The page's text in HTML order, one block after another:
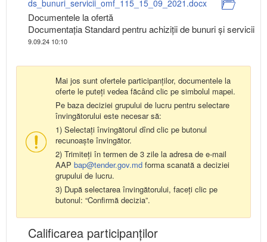
ds_bunuri_servicii_omf_115_15_09_2021.docx
Documentele la ofertă
Documentația Standard pentru achiziții de bunuri și servicii
9.09.24 10:10
Mai jos sunt ofertele participanților, documentele la
oferte le puteți vedea făcând clic pe simbolul mapei.
Pe baza deciziei grupului de lucru pentru selectare
învingătorului este necesar să:
1) Selectați învingătorul dînd clic pe butonul
recunoaște învingător.
2) Trimiteți în termen de 3 zile la adresa de e-mail
AAP bap@tender.gov.md forma scanată a deciziei
grupului de lucru.
3) După selectarea învingătorului, faceți clic pe
butonul: “Confirmă decizia”.
Calificarea participanţilor